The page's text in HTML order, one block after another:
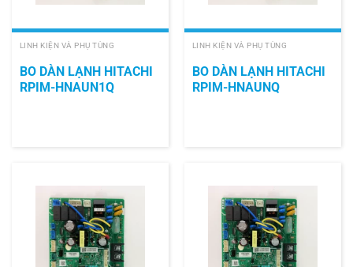
LINH KIỆN VÀ PHỤ TÙNG
BO DÀN LẠNH HITACHI
RPIM-HNAUN1Q
LINH KIỆN VÀ PHỤ TÙNG
BO DÀN LẠNH HITACHI
RPIM-HNAUNQ